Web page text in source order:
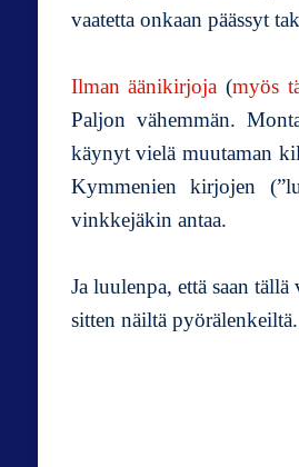
vaatetta onkaan päässyt
Ilman äänikirjoja (myös
Paljon vähemmän.
käynyt vielä muutaman
Kymmenien kirjojen
vinkkejäkin antaa.
Ja luulenpa, että saan
sitten näiltä pyörälenkeiltä.